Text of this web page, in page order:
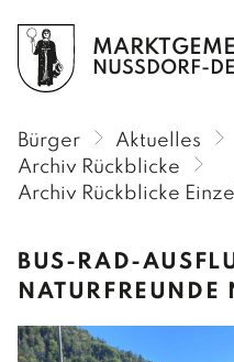
NUSSDORF-
BÜRGER
Amtliche Mitteilungen
Amtstafel
Verordnungen im RIS
Veranstaltungen
Rückblicke
Bürger Aktuelles
Archiv Rückblicke
Archiv Rückblicke
BUS-RAD-
NATURFREUNDE